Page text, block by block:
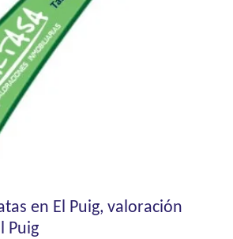
en El Puig, valoración
Puig